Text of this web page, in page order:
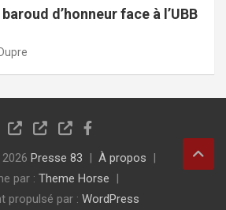
d’honneur face à l’UBB
Presse 83
À propos
par : Theme Horse
propulsé par : WordPress